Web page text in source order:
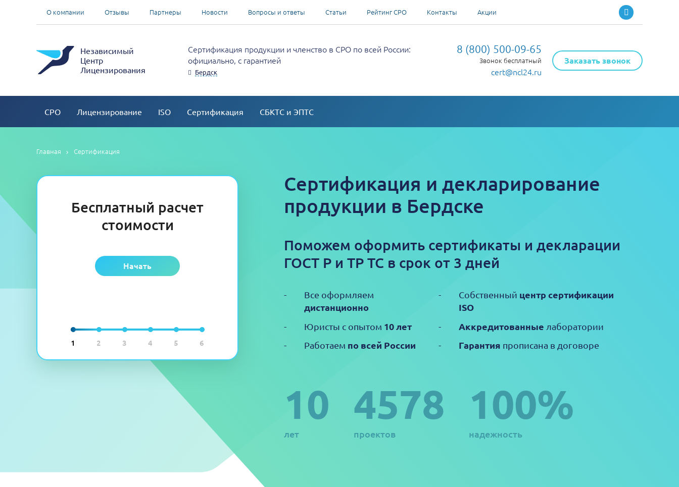
О компании Отзывы Партнеры Новости Вопросы и ответы Статьи Рейтинг СРО Контакты Акции
Независимый
Центр
Лицензирования
Сертификация продукции и членство в СРО по всей России:
официально, с гарантией
Бердск
8 (800) 500-09-65
Звонок бесплатный
cert@ncl24.ru
Заказать звонок
СРО Лицензирование ISO Сертификация СБКТС и ЭПТС
Главная Сертификация
1 2 3 4 5 6
Бесплатный расчет
стоимости
Начать
Сертификация и декларирование
продукции в Бердске
Поможем оформить сертификаты и декларации
ГОСТ Р и ТР ТС в срок от 3 дней
Все оформляем
дистанционно
Юристы с опытом 10 лет
Работаем по всей России
Собственный центр сертификации
ISO
Аккредитованные лаборатории
Гарантия прописана в договоре
10
лет
4578
проектов
100%
надежность